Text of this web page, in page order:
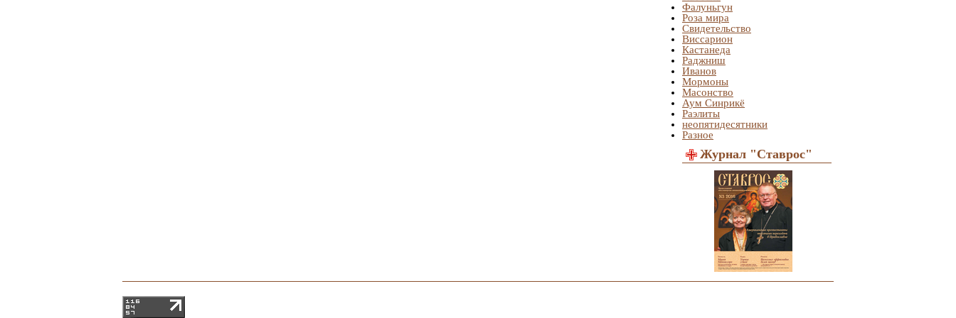
Фалуньгун
Роза мира
Свидетельство
Виссарион
Кастанеда
Раджниш
Иванов
Мормоны
Масонство
Аум Синрикё
Раэлиты
неопятидесятники
Разное
Журнал "Ставрос"